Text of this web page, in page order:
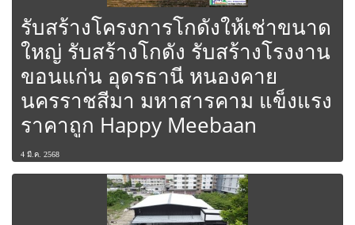
รับสร้างโครงการโกดังให้เช่าขนาด
ใหญ่ รับสร้างโกดัง รับสร้างโรงงาน
ขอนแก่น อุดรธานี หนองคาย
นครราชสีมา มหาสารคาม แข็งแรง
ราคาถูก Happy Meebaan
4 มี.ค. 2568